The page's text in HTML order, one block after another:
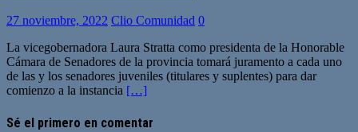
27 noviembre, 2022 Clio Comunidad 0
La vicegobernadora Laura Stratta como presidenta de la Honorable
Cámara de Senadores de la provincia tomará juramento a cada uno
de las y los senadores juveniles (titulares y suplentes) para dar
comienzo a la instancia […]
Sé el primero en comentar